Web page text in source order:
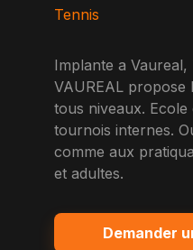
Tennis
Implante a Vaureal,
VAUREAL propose
tous niveaux. Ecole
tournois internes.
comme aux
et adultes.
Demander